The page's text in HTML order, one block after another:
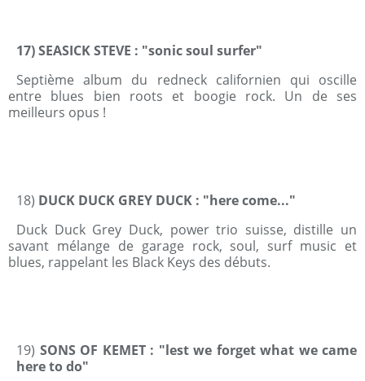
17)SEASICK STEVE : "sonic soul surfer"
Septième album du redneck californien qui oscille
entre blues bien roots et boogie rock. Un de ses
meilleurs opus !
18) DUCK DUCK GREY DUCK : "here come..."
Duck Duck Grey Duck, power trio suisse, distille un
savant mélange de garage rock, soul, surf music et
blues, rappelant les Black Keys des débuts.
19) SONS OF KEMET: "lest we forget what we came
here to do"